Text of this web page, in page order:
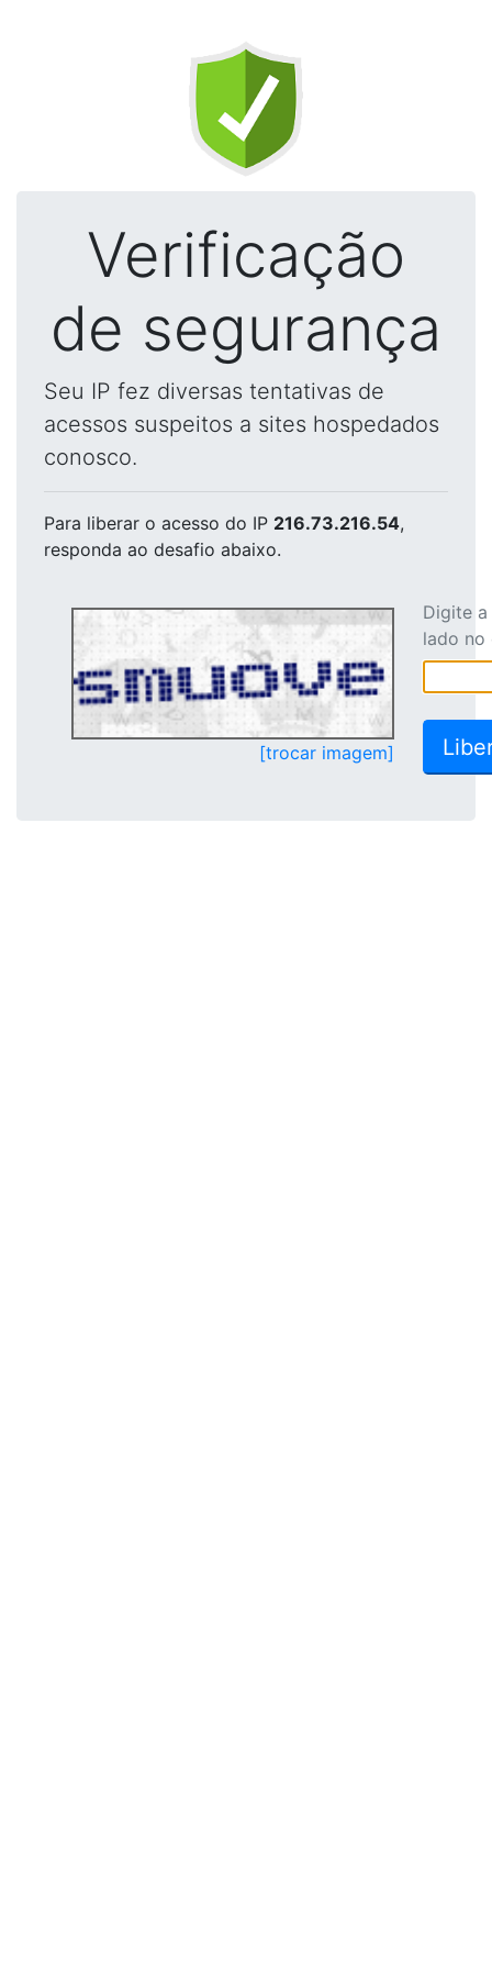
Verificação
de segurança
Seu IP fez diversas tentativas de
acessos suspeitos a sites hospedados
conosco.
Para liberar o acesso do IP 216.73.216.54,
responda ao desafio abaixo.
[trocar imagem]
Digite
lado no